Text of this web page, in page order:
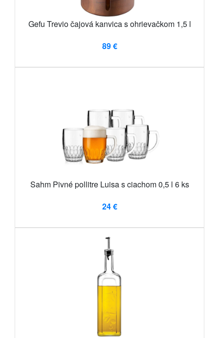
Gefu Trevio čajová kanvica s ohrievačkom 1,5 l
89 €
Sahm Pivné pollitre Luisa s ciachom 0,5 l 6 ks
24 €